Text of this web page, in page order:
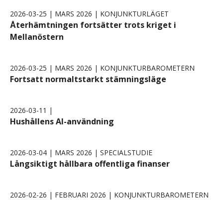
2026-03-25 | MARS 2026 | KONJUNKTURLÄGET
Återhämtningen fortsätter trots kriget i
Mellanöstern
2026-03-25 | MARS 2026 | KONJUNKTURBAROMETERN
Fortsatt normaltstarkt stämningsläge
2026-03-11 |
Hushållens AI-användning
2026-03-04 | MARS 2026 | SPECIALSTUDIE
Långsiktigt hållbara offentliga finanser
2026-02-26 | FEBRUARI 2026 | KONJUNKTURBAROMETERN